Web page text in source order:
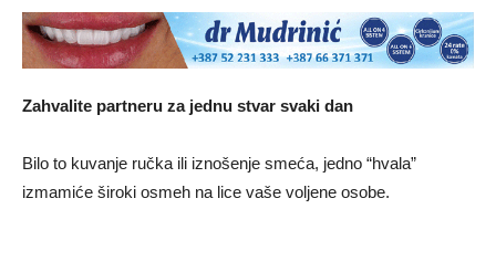
Zahvalite partneru za jednu stvar svaki dan
Bilo to kuvanje ručka ili iznošenje smeća, jedno “hvala”
izmamiće široki osmeh na lice vaše voljene osobe.